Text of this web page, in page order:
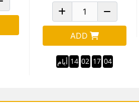
ADD
04
17
02
14 أيام